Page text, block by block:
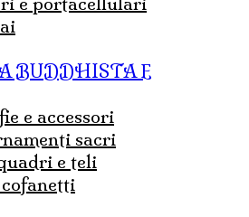
e accessori
sacri
e teli
cofanetti